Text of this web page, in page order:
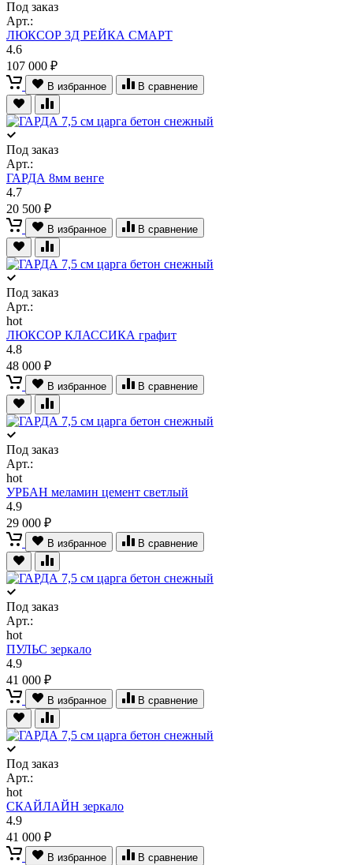
Под заказ
Арт.:
ЛЮКСОР 3Д РЕЙКА СМАРТ
4.6
107 000 ₽
В избранное В сравнение
Под заказ
Арт.:
ГАРДА 8мм венге
4.7
20 500 ₽
В избранное В сравнение
Под заказ
Арт.:
hot
ЛЮКСОР КЛАССИКА графит
4.8
48 000 ₽
В избранное В сравнение
Под заказ
Арт.:
hot
УРБАН меламин цемент светлый
4.9
29 000 ₽
В избранное В сравнение
Под заказ
Арт.:
hot
ПУЛЬС зеркало
4.9
41 000 ₽
В избранное В сравнение
Под заказ
Арт.:
hot
СКАЙЛАЙН зеркало
4.9
41 000 ₽
В избранное В сравнение